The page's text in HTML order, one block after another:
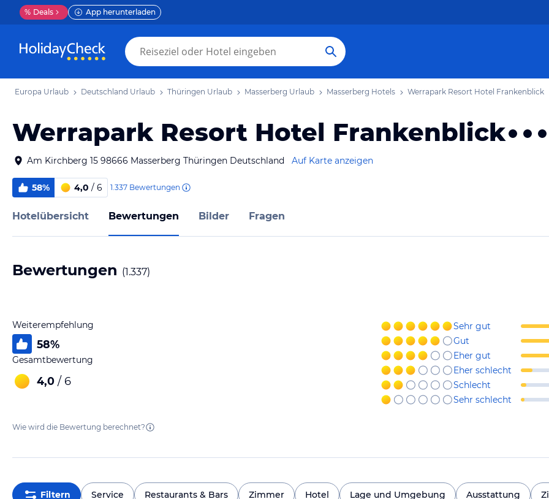
% Deals App herunterladen
Europa Urlaub Deutschland Urlaub Thüringen Urlaub Masserberg Urlaub Masserberg Hotels Werrapark Resort Hotel Frankenblick
Werrapark Resort Hotel Frankenblick
Am Kirchberg 15 98666 Masserberg Thüringen Deutschland Auf Karte anzeigen
58% 4,0 / 6 1.337 Bewertungen
Hotelübersicht Bewertungen Bilder Fragen
Bewertungen (1.337)
Weiterempfehlung
58%
Gesamtbewertung
4,0 / 6
Sehr gut
Gut
Eher gut
Eher schlecht
Schlecht
Sehr schlecht
Wie wird die Bewertung berechnet?
Filtern Service Restaurants & Bars Zimmer Hotel Lage und Umgebung Ausstattung